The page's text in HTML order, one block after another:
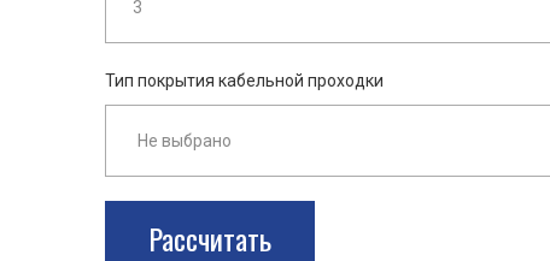
Тип покрытия кабельной проходки
Рассчитать